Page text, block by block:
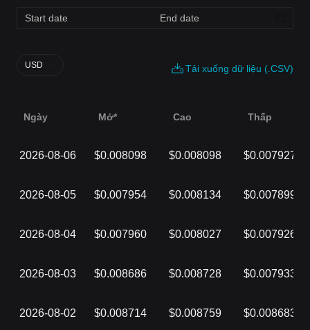
Tải xuống dữ liệu (.CSV)
USD
Ngày Mở* Cao Thấp
2026-08-06 $0.008098 $0.008098 $0.007927
2026-08-05 $0.007954 $0.008134 $0.007899
2026-08-04 $0.007960 $0.008027 $0.007926
2026-08-03 $0.008686 $0.008728 $0.007933
2026-08-02 $0.008714 $0.008759 $0.008683